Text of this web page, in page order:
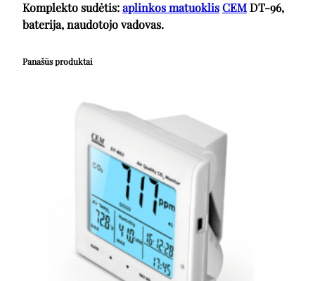
Komplekto sudėtis:aplinkos matuoklisCEMDT-96,
baterija, naudotojo vadovas.
Panašūs produktai